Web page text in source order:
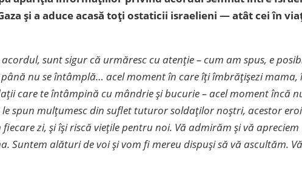
și a aduce acasă toți ostaticii israelieni — atât cei în
sunt sigur că urmăresc cu atenție – cum am spus, e
nu se întâmplă… acel moment în care îți îmbrățișezi mama,
care te întâmpină cu mândrie și bucurie – acel moment încă
spun mulțumesc din suflet tuturor soldaților noștri, acestor
zi, și își riscă viețile pentru noi. Vă admirăm și vă apreciem
alături de voi și vom fi mereu dispuși să vă ascultăm. Vă